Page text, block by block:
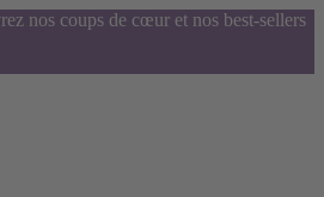
nos coups de cœur et nos best-sellers